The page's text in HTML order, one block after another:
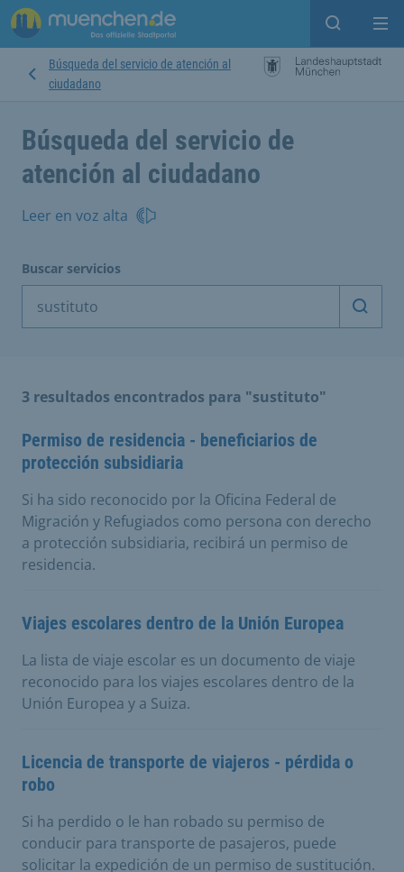
Open
Búsqueda del servicio de atención al
ciudadano
Búsqueda del servicio de
atención al ciudadano
Leer en voz alta
Buscar servicios
3 resultados encontrados para "sustituto"
Permiso de residencia - beneficiarios de
protección subsidiaria
Si ha sido reconocido por la Oficina Federal de
Migración y Refugiados como persona con derecho
a protección subsidiaria, recibirá un permiso de
residencia.
Viajes escolares dentro de la Unión Europea
La lista de viaje escolar es un documento de viaje
reconocido para los viajes escolares dentro de la
Unión Europea y a Suiza.
Licencia de transporte de viajeros - pérdida o
robo
Si ha perdido o le han robado su permiso de
conducir para transporte de pasajeros, puede
solicitar la expedición de un permiso de sustitución.